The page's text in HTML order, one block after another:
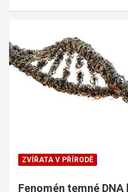
ZVÍŘATA V PŘÍRODĚ
Fenomén temné